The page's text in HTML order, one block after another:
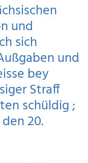
und
sich
und
bey
Straff
schüldig ;
20.